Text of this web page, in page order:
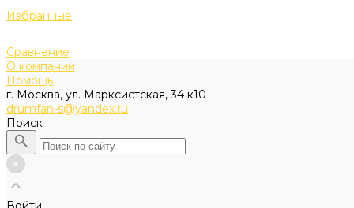
Избранные
Сравнение
О компании
Помощь
г. Москва, ул. Марксистская, 34 к10
drumfan-s@yandex.ru
Поиск